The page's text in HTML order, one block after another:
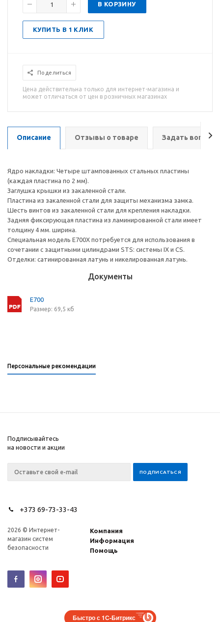
В КОРЗИНУ
КУПИТЬ В 1 КЛИК
Поделиться
Цена действительна только для интернет-магазина и
может отличаться от цен в розничных магазинах
Описание Отзывы о товаре Задать вопрос
Ядро накладки: Четыре штампованных стальных пластины
(каждая пластина по 2 мм).
Заглушка крышки из закаленной стали.
Пластина из закаленной стали для защиты механизма замка.
Шесть винтов из закаленной стали для крепления накладки.
Задняя фиксирующая пластина из ламинированной стали имеет
толщину 4 мм. ширина.
Специальная модель E700X потребуется для использования в
сочетании с защитными цилиндрами STS: системы IX и CS.
Отделки: сатинированная латунь и никелированная латунь.
Документы
E700
Размер: 69,5 кб
Персональные рекомендации
Подписывайтесь
на новости и акции
+373 69-73-33-43
2026 © Интернет-
магазин систем
безопасности
Компания
Информация
Помощь
Быстро с 1С-Битрикс